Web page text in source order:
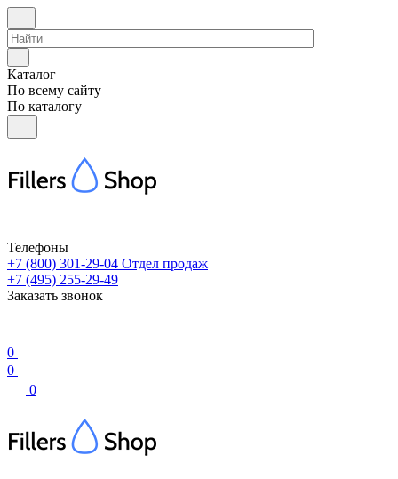
Каталог
По всему сайту
По каталогу
Телефоны
+7 (800) 301-29-04 Отдел продаж
+7 (495) 255-29-49
Заказать звонок
0
0
0